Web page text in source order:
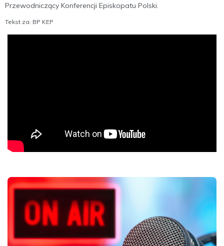
Przewodniczący Konferencji Episkopatu Polski.
Tekst za: BP KEP